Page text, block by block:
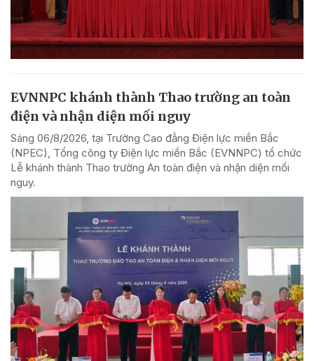
EVNNPC khánh thành Thao trường an toàn
điện và nhận diện mối nguy
Sáng 06/8/2026, tại Trường Cao đẳng Điện lực miền Bắc
(NPEC), Tổng công ty Điện lực miền Bắc (EVNNPC) tổ chức
Lễ khánh thành Thao trường An toàn điện và nhận diện mối
nguy.